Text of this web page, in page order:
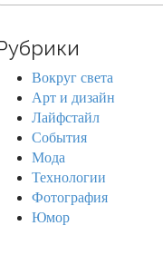
Вокруг света
Арт и дизайн
Лайфстайл
События
Мода
Технологии
Фотография
Юмор